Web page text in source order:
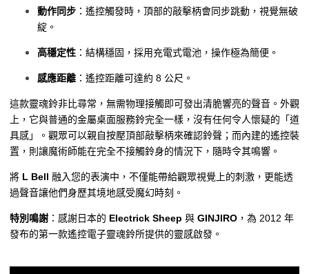
動作同步 ：遙控觸發時，頂部的敲擊柄會同步跳動，視覺無破
綻。
高穩定性 ：結構穩固，採用充電式電池，操作極為簡便。
感應距離 ：遙控距離可達約 8 公尺。
這款靈魂鈴非比尋常，無需物理接觸即可發出清脆響亮的聲音。外觀
上，它與普通的金屬桌面服務鈴完全一樣，沒有任何令人懷疑的「道
具感」。觀眾可以親自按壓頂部敲擊柄來確認鈴聲；而內建的遙控裝
置，則讓魔術師能在完全不接觸鈴身的情況下，隨時令其鳴響。
將 L Bell 融入您的表演中，不僅能帶給觀眾視覺上的刺激，更能透
過聲音讓他們身歷其境地感受魔幻時刻。
特別鳴謝 ：感謝日本的 Electrick Sheep 與 GINJIRO ，為 2012 年
發布的第一款遙控電子靈魂鈴所提供的靈感啟發。